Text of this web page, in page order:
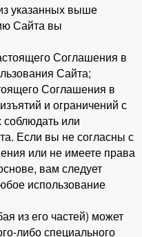
указанных выше
Сайта вы
Соглашения в
Сайта;
Соглашения в
и ограничений с
или
Если вы не согласны с
или не имеете права
вам следует
использование
из его частей) может
либо специального